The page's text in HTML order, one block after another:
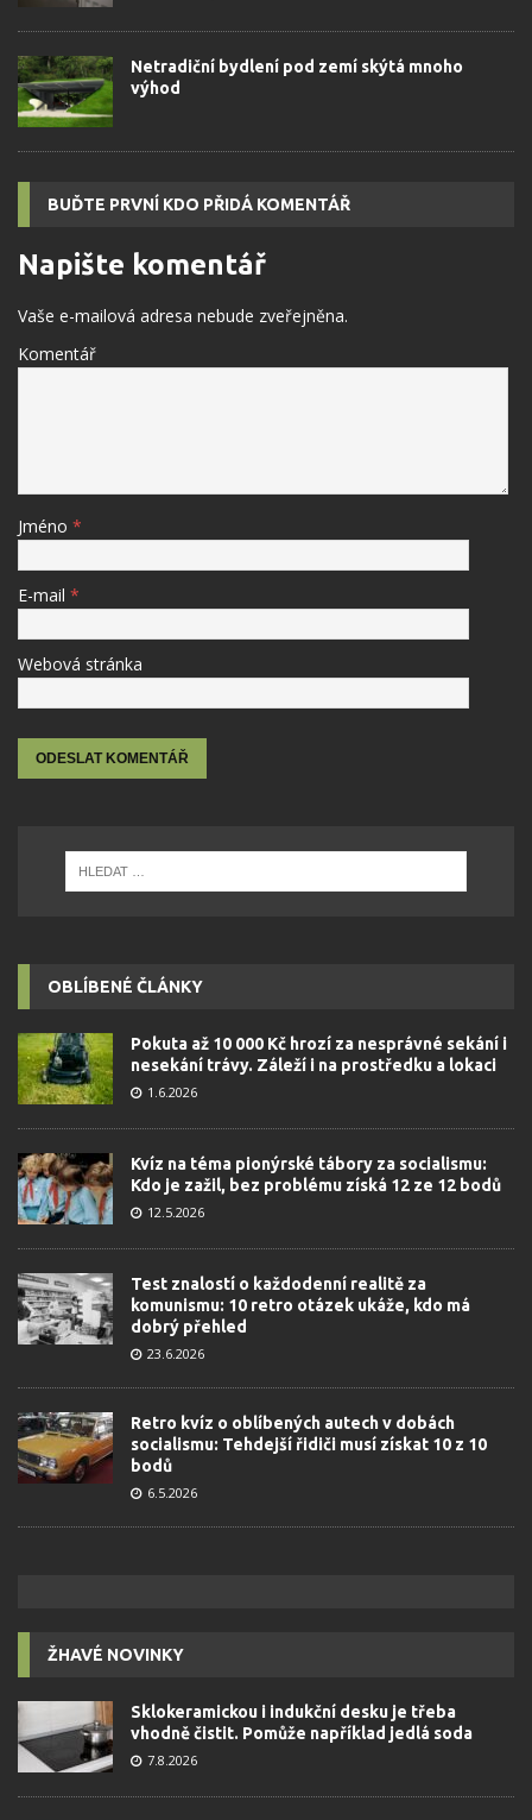
Netradiční bydlení pod zemí skýtá mnoho
výhod
BUĎTE PRVNÍ KDO PŘIDÁ KOMENTÁŘ
Napište komentář
Vaše e-mailová adresa nebude zveřejněna.
Komentář
Jméno *
E-mail *
Webová stránka
OBLÍBENÉ ČLÁNKY
Pokuta až 10 000 Kč hrozí za nesprávné sekání i
nesekání trávy. Záleží i na prostředku a lokaci
1.6.2026
Kvíz na téma pionýrské tábory za socialismu:
Kdo je zažil, bez problému získá 12 ze 12 bodů
12.5.2026
Test znalostí o každodenní realitě za
komunismu: 10 retro otázek ukáže, kdo má
dobrý přehled
23.6.2026
Retro kvíz o oblíbených autech v dobách
socialismu: Tehdejší řidiči musí získat 10 z 10
bodů
6.5.2026
ŽHAVÉ NOVINKY
Sklokeramickou i indukční desku je třeba
vhodně čistit. Pomůže například jedlá soda
7.8.2026